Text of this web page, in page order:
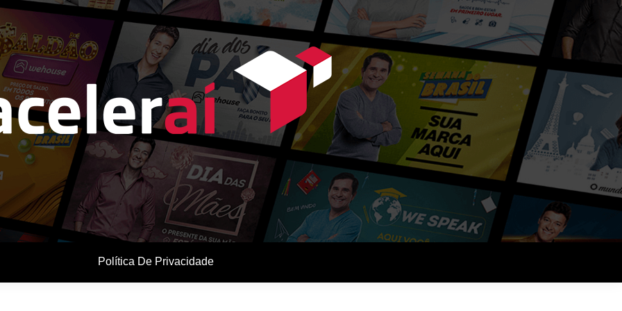
com celebridades e planejamento comercial para empresas que querem vender mais.
Política De Privacidade